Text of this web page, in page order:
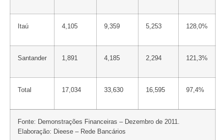
Itaú 4,105 9,359 5,253 128,0%
Santander 1,891 4,185 2,294 121,3%
Total 17,034 33,630 16,595 97,4%
Fonte: Demonstrações Financeiras – Dezembro de 2011.
Elaboração: Dieese – Rede Bancários